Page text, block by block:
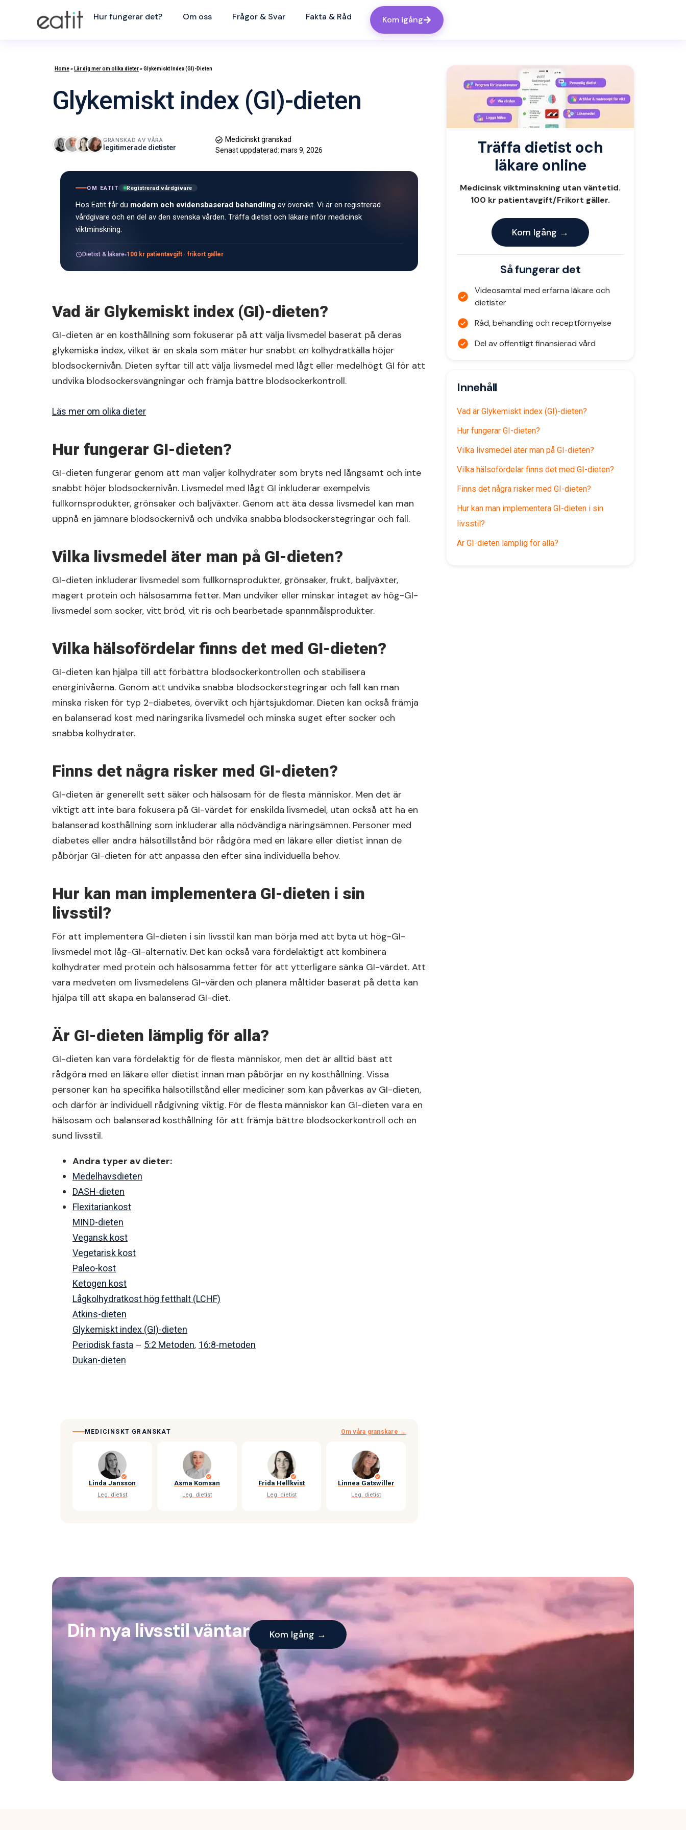
Hur fungerar det? Om oss Frågor & Svar Fakta & Råd Kom igång
Home» Lär dig mer om olika dieter»Glykemiskt Index (GI)-Dieten
Glykemiskt index (GI)-dieten
GRANSKAD AV VÅRA
legitimerade dietister
Medicinskt granskad
Senast uppdaterad: mars 9, 2026
OM EATIT Registrerad vårdgivare
Hos Eatit får du modern och evidensbaserad behandling av övervikt. Vi är en registrerad
vårdgivare och en del av den svenska vården. Träffa dietist och läkare inför medicinsk
viktminskning.
Dietist & läkare 100 kr patientavgift · frikort gäller
Vad är Glykemiskt index (GI)-dieten?
GI-dieten är en kosthållning som fokuserar på att välja livsmedel baserat på deras
glykemiska index, vilket är en skala som mäter hur snabbt en kolhydratkälla höjer
blodsockernivån. Dieten syftar till att välja livsmedel med lågt eller medelhögt GI för att
undvika blodsockersvängningar och främja bättre blodsockerkontroll.
Läs mer om olika dieter
Hur fungerar GI-dieten?
GI-dieten fungerar genom att man väljer kolhydrater som bryts ned långsamt och inte
snabbt höjer blodsockernivån. Livsmedel med lågt GI inkluderar exempelvis
fullkornsprodukter, grönsaker och baljväxter. Genom att äta dessa livsmedel kan man
uppnå en jämnare blodsockernivå och undvika snabba blodsockerstegringar och fall.
Vilka livsmedel äter man på GI-dieten?
GI-dieten inkluderar livsmedel som fullkornsprodukter, grönsaker, frukt, baljväxter,
magert protein och hälsosamma fetter. Man undviker eller minskar intaget av hög-GI-
livsmedel som socker, vitt bröd, vit ris och bearbetade spannmålsprodukter.
Vilka hälsofördelar finns det med GI-dieten?
GI-dieten kan hjälpa till att förbättra blodsockerkontrollen och stabilisera
energinivåerna. Genom att undvika snabba blodsockerstegringar och fall kan man
minska risken för typ 2-diabetes, övervikt och hjärtsjukdomar. Dieten kan också främja
en balanserad kost med näringsrika livsmedel och minska suget efter socker och
snabba kolhydrater.
Finns det några risker med GI-dieten?
GI-dieten är generellt sett säker och hälsosam för de flesta människor. Men det är
viktigt att inte bara fokusera på GI-värdet för enskilda livsmedel, utan också att ha en
balanserad kosthållning som inkluderar alla nödvändiga näringsämnen. Personer med
diabetes eller andra hälsotillstånd bör rådgöra med en läkare eller dietist innan de
påbörjar GI-dieten för att anpassa den efter sina individuella behov.
Hur kan man implementera GI-dieten i sin
livsstil?
För att implementera GI-dieten i sin livsstil kan man börja med att byta ut hög-GI-
livsmedel mot låg-GI-alternativ. Det kan också vara fördelaktigt att kombinera
kolhydrater med protein och hälsosamma fetter för att ytterligare sänka GI-värdet. Att
vara medveten om livsmedelens GI-värden och planera måltider baserat på detta kan
hjälpa till att skapa en balanserad GI-diet.
Är GI-dieten lämplig för alla?
GI-dieten kan vara fördelaktig för de flesta människor, men det är alltid bäst att
rådgöra med en läkare eller dietist innan man påbörjar en ny kosthållning. Vissa
personer kan ha specifika hälsotillstånd eller mediciner som kan påverkas av GI-dieten,
och därför är individuell rådgivning viktig. För de flesta människor kan GI-dieten vara en
hälsosam och balanserad kosthållning för att främja bättre blodsockerkontroll och en
sund livsstil.
Andra typer av dieter:
Medelhavsdieten
DASH-dieten
Flexitariankost
MIND-dieten
Vegansk kost
Vegetarisk kost
Paleo-kost
Ketogen kost
Lågkolhydratkost hög fetthalt (LCHF)
Atkins-dieten
Glykemiskt index (GI)-dieten
Periodisk fasta – 5:2 Metoden, 16:8-metoden
Dukan-dieten
MEDICINSKT GRANSKAT Om våra granskare →
Linda Jansson
Leg. dietist
Asma Komsan
Leg. dietist
Frida Hellkvist
Leg. dietist
Linnea Gatswiller
Leg. dietist
Träffa dietist och
läkare online
Medicinsk viktminskning utan väntetid.
100 kr patientavgift/Frikort gäller.
Kom Igång →
Så fungerar det
Videosamtal med erfarna läkare och
dietister
Råd, behandling och receptförnyelse
Del av offentligt finansierad vård
Innehåll
Vad är Glykemiskt index (GI)-dieten?
Hur fungerar GI-dieten?
Vilka livsmedel äter man på GI-dieten?
Vilka hälsofördelar finns det med GI-dieten?
Finns det några risker med GI-dieten?
Hur kan man implementera GI-dieten i sin
livsstil?
Är GI-dieten lämplig för alla?
Din nya livsstil väntar Kom Igång →